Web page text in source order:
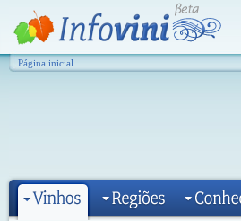
Página inicial